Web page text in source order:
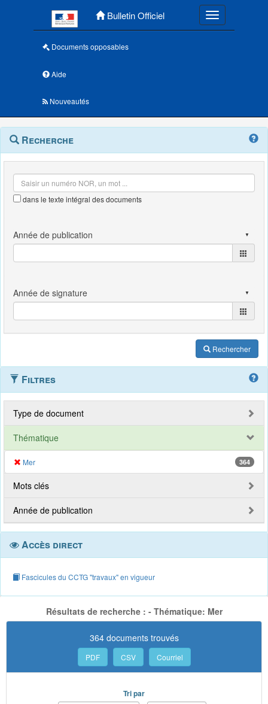
Bulletin Officiel Toggle
Documents opposables
Aide
Nouveautés
Navigation
outils
Menu
contextuel
Recherche
dans le texte intégral des documents
Rechercher
Filtres
Type de document
Thématique
Mer 364
Mots clés
Année de publication
Accès direct
Fascicules du CCTG "travaux" en vigueur
Résultats de recherche : - Thématique: Mer
364 documents trouvés
PDF CSV Courriel
Tri par